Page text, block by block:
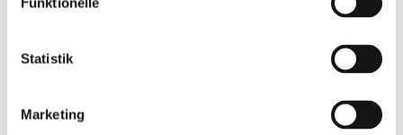
Statistik
Marketing